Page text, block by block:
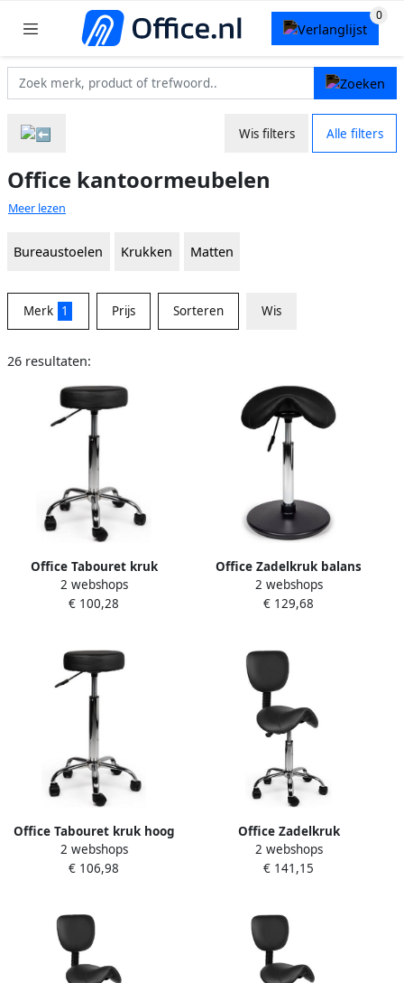
Wis filters Alle filters
Office kantoormeubelen
Meer lezen
Bureaustoelen Krukken Matten
Merk 1 Prijs Sorteren Wis
26 resultaten:
Office Tabouret kruk
standaard met gasveer
harde wielen zw
2 webshops
€ 100,28
Office Zadelkruk balans
standaard zwart
2 webshops
€ 129,68
Office Tabouret kruk hoog
met gasveer harde wielen
zw
2 webshops
€ 106,98
Office Zadelkruk
rugleuning laag harde
wielen zw
2 webshops
€ 141,15